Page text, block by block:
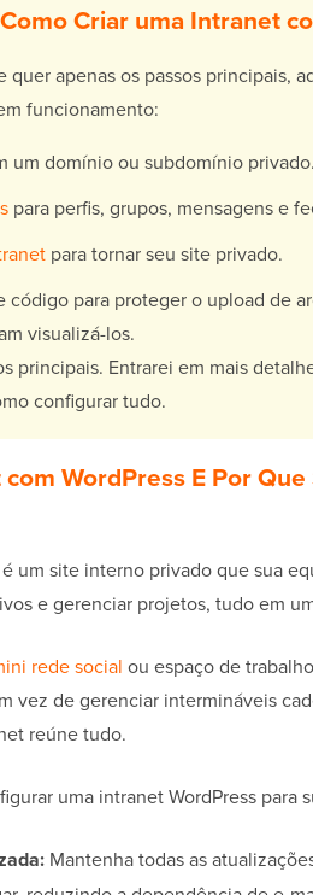
Criar uma Intranet
quer apenas os passos principais,
funcionamento:
um domínio ou subdomínio privado.
para perfis, grupos, mensagens e
para tornar seu site privado.
para proteger o upload de
visualizá-los.
principais. Entrarei em mais
configurar tudo.
WordPress E Por
um site interno privado que sua
e gerenciar projetos, tudo em
rede social ou espaço de
vez de gerenciar intermináveis
reúne tudo.
uma intranet WordPress para
Mantenha todas as